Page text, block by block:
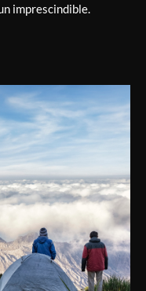
imprescindible.